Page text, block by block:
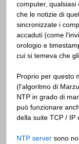
computer, qualsiasi
che le notizie di
sincronizzate i
accaduti (come
orologio e
cui si temeva che
Proprio per questo
(l'algoritmo di
NTP in grado di
può funzionare
della suite TCP / IP
NTP server sono